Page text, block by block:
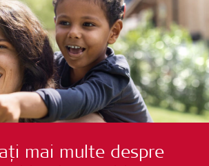
mai multe despre